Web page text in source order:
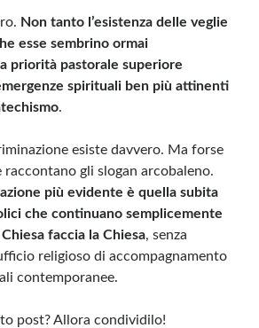
Non tanto l’esistenza delle veglie
esse sembrino ormai
priorità pastorale superiore
spirituali ben più attinenti
.
esiste davvero. Ma forse
raccontano gli slogan arcobaleno.
più evidente è quella subita
che continuano semplicemente
faccia la Chiesa, senza
religioso di accompagnamento
contemporanee.
post? Allora condividilo!